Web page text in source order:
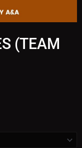
(TEAM